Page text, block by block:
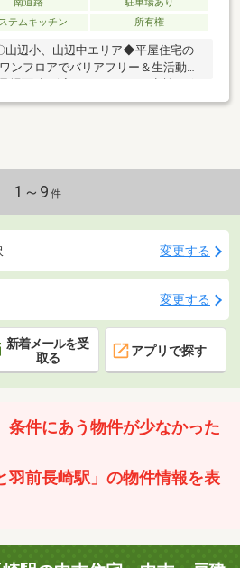
テムキッチン 所有権
辺小、山辺中エリア◆平屋住宅の
フロアでバリアフリー＆生活動線
理◎住まいずONEでは経験豊富なス
ーンのこと…何でも構いません！お
入をお手伝いいたします♪見学予約・
1～9 件
変更する
変更する
新着メールを受
取る
アプリで探す
条件にあう物件が少なかった
羽前長崎駅」の物件情報を表